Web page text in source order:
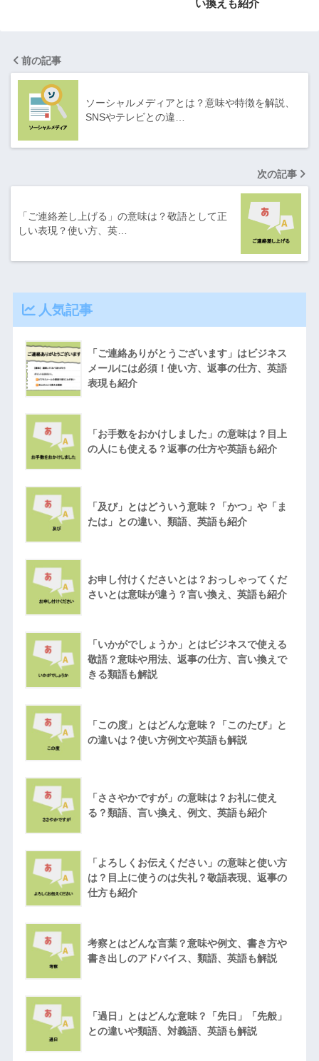
い換えも紹介
前の記事
ソーシャルメディアとは？意味や特徴を解説、
SNSやテレビとの違…
次の記事
「ご連絡差し上げる」の意味は？敬語として正
しい表現？使い方、英…
人気記事
「ご連絡ありがとうございます」はビジネス
メールには必須！使い方、返事の仕方、英語
表現も紹介
「お手数をおかけしました」の意味は？目上
の人にも使える？返事の仕方や英語も紹介
「及び」とはどういう意味？「かつ」や「ま
たは」との違い、類語、英語も紹介
お申し付けくださいとは？おっしゃってくだ
さいとは意味が違う？言い換え、英語も紹介
「いかがでしょうか」とはビジネスで使える
敬語？意味や用法、返事の仕方、言い換えで
きる類語も解説
「この度」とはどんな意味？「このたび」と
の違いは？使い方例文や英語も解説
「ささやかですが」の意味は？お礼に使え
る？類語、言い換え、例文、英語も紹介
「よろしくお伝えください」の意味と使い方
は？目上に使うのは失礼？敬語表現、返事の
仕方も紹介
考察とはどんな言葉？意味や例文、書き方や
書き出しのアドバイス、類語、英語も解説
「過日」とはどんな意味？「先日」「先般」
との違いや類語、対義語、英語も解説